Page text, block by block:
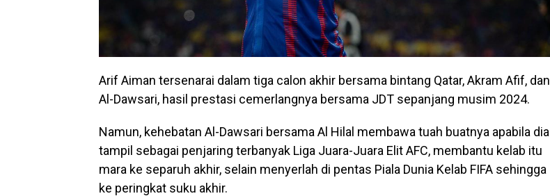
Arif Aiman tersenarai dalam tiga calon akhir bersama bintang Qatar, Akram Afif, dan
Al-Dawsari, hasil prestasi cemerlangnya bersama JDT sepanjang musim 2024.
Namun, kehebatan Al-Dawsari bersama Al Hilal membawa tuah buatnya apabila dia
tampil sebagai penjaring terbanyak Liga Juara-Juara Elit AFC, membantu kelab itu
mara ke separuh akhir, selain menyerlah di pentas Piala Dunia Kelab FIFA sehingga
ke peringkat suku akhir.